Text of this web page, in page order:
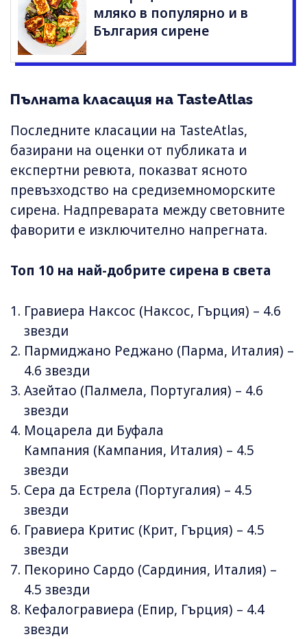
мляко в популярно и в
България сирене
Пълната класация на TasteAtlas
Последните класации на TasteAtlas,
базирани на оценки от публиката и
експертни ревюта, показват ясното
превъзходство на средиземноморските
сирена. Надпреварата между световните
фаворити е изключително напрегната.
Топ 10 на най-добрите сирена в света
Гравиера Наксос (Наксос, Гърция) – 4.6
звезди
Пармиджано Реджано (Парма, Италия) –
4.6 звезди
Азейтао (Палмела, Португалия) – 4.6
звезди
Моцарела ди Буфала
Кампания (Кампания, Италия) – 4.5
звезди
Сера да Естрела (Португалия) – 4.5
звезди
Гравиера Критис (Крит, Гърция) – 4.5
звезди
Пекорино Сардо (Сардиния, Италия) –
4.5 звезди
Кефалогравиера (Епир, Гърция) – 4.4
звезди